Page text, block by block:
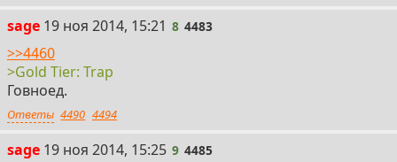
sage 8
19 ноя 2014, 15:21 8 4483
>>4460
>Gold Tier: Trap
Говноед.
Ответы 4490 4494
sage 9
19 ноя 2014, 15:25 9 4485